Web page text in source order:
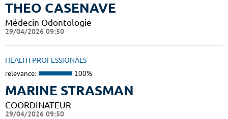
THEO CASENAVE
Médecin Odontologie
29/04/2026 09:50
HEALTH PROFESSIONALS
relevance: 100%
MARINE STRASMAN
COORDINATEUR
29/04/2026 09:50